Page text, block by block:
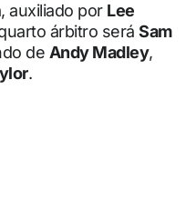
auxiliado por Lee
árbitro será Sam
de Andy Madley,
.